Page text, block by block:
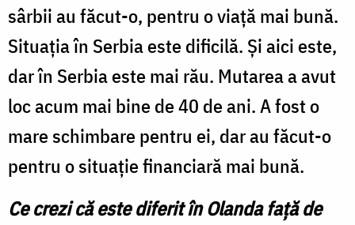
sârbii au făcut-o, pentru o viață mai bună.
Situația în Serbia este dificilă. Și aici este,
dar în Serbia este mai rău. Mutarea a avut
loc acum mai bine de 40 de ani. A fost o
mare schimbare pentru ei, dar au făcut-o
pentru o situație financiară mai bună.
Ce crezi că este diferit în Olanda față de